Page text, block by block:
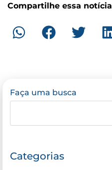
Compartilhe essa notícia
Faça uma busca
Categorias